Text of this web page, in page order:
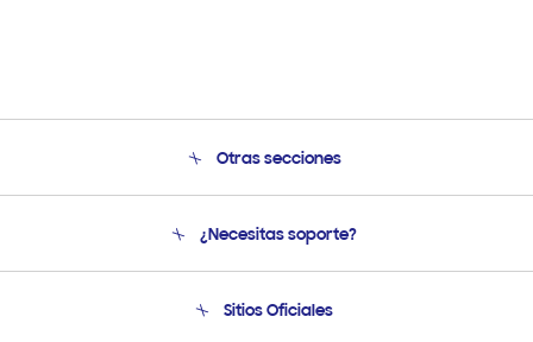
Otras secciones
Soporte
Condiciones de Compra
¿Necesitas soporte?
Soporte vía eMail
Sitios Oficiales